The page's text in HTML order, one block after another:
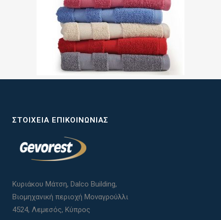
ΣΤΟΙΧΕΊΑ ΕΠΙΚΟΙΝΩΝΊΑΣ
Κυριάκου Μάτση, Dalco Building,
Βιομηχανική περιοχή Μοναγρούλλι
4524, Λεμεσός, Κύπρος